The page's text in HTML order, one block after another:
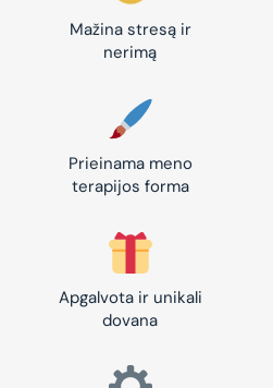
Mažina stresą ir
nerimą
Prieinama meno
terapijos forma
Apgalvota ir unikali
dovana